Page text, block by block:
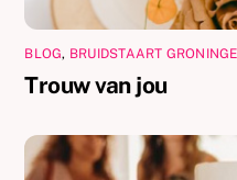
BLOG, BRUIDSTAART
Trouw van jou